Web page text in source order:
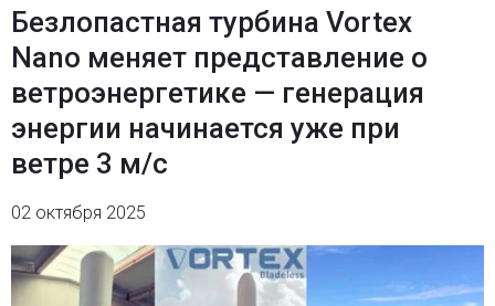
Безлопастная турбина Vortex
Nano меняет представление о
ветроэнергетике — генерация
энергии начинается уже при
ветре 3 м/с
02 октября 2025